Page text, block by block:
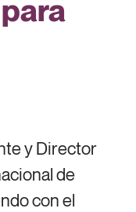
y Director
de
con el